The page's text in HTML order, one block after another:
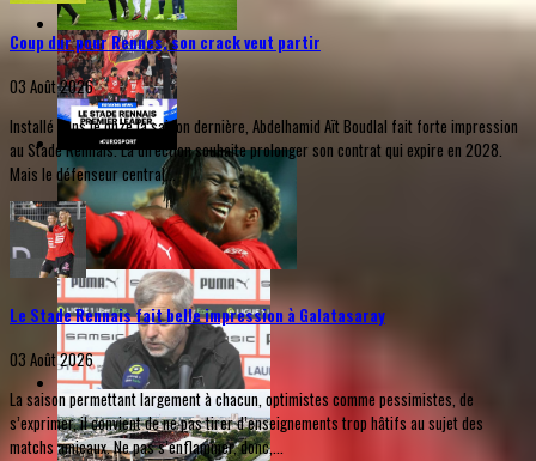
Coup dur pour Rennes, son crack veut partir
03 Août 2026
Installé dans le onze la saison dernière, Abdelhamid Aït Boudlal fait forte impression
au Stade Rennais. La direction souhaite prolonger son contrat qui expire en 2028.
Mais le défenseur central...
Le Stade Rennais fait belle impression à Galatasaray
03 Août 2026
La saison permettant largement à chacun, optimistes comme pessimistes, de
s’exprimer, il convient de ne pas tirer d’enseignements trop hâtifs au sujet des
matchs amicaux. Ne pas s’enflammer, donc,...